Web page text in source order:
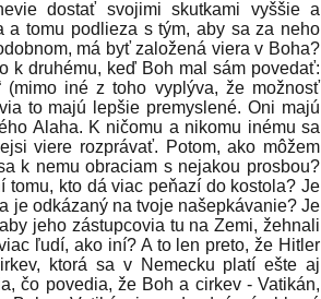
dostať svojimi skutkami vyššie a
a tomu podlieza s tým, aby sa za neho
má byť založená viera v Boha?
k druhému, keď Boh mal sám povedať:
(mimo iné z toho vyplýva, že možnosť
to majú lepšie premyslené. Oni majú
Alaha. K ničomu a nikomu inému sa
viere rozprávať. Potom, ako môžem
k nemu obraciam s nejakou prosbou?
tomu, kto dá viac peňazí do kostola? Je
je odkázaný na tvoje našepkávanie? Je
jeho zástupcovia tu na Zemi, žehnali
ľudí, ako iní? A to len preto, že Hitler
ktorá sa v Nemecku platí ešte aj
čo povedia, že Boh a cirkev - Vatikán,